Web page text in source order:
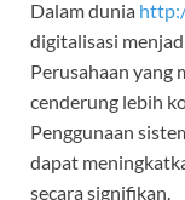
Dalam dunia
digitalisasi
Perusahaan yang
cenderung lebih
Penggunaan
dapat
secara signifikan.